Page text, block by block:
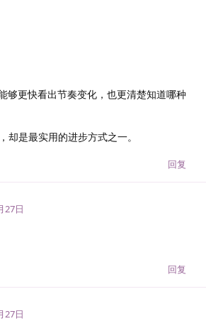
够更快看出节奏变化，也更清楚知道哪种
却是最实用的进步方式之一。
回复
27日
回复
27日